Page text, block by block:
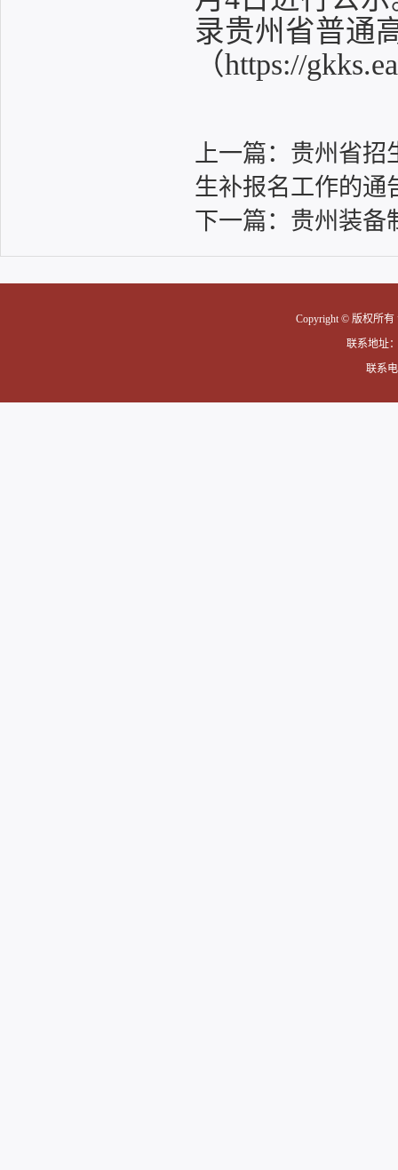
录贵州省普通
（https://
上一篇： 贵州省招
生补报名工作的通
下一篇： 贵州装备
Copyright © 版权所
联系地址
联系